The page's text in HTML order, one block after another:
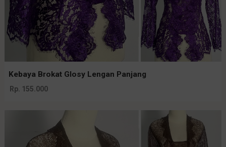
Kebaya Brokat Glosy Lengan Panjang
Rp. 155.000